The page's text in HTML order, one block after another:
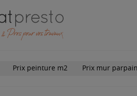
Prix peinture m2 Prix mur